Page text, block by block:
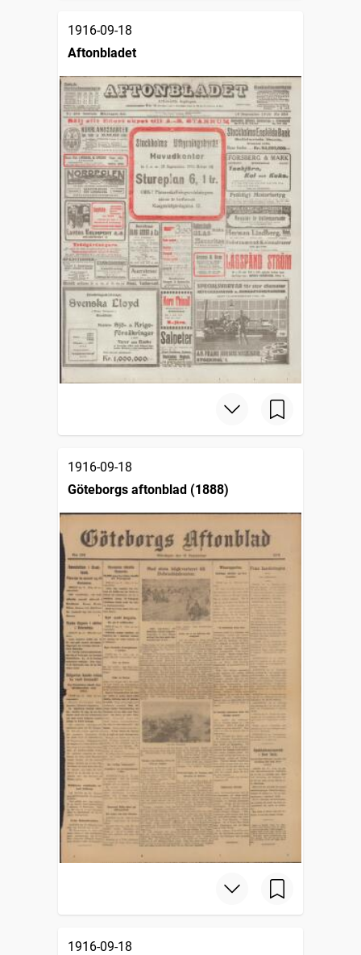
1916-09-18
Aftonbladet
1916-09-18
Göteborgs aftonblad (1888)
1916-09-18